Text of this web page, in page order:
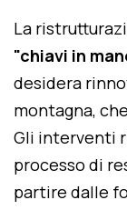
La
"chiavi in
desidera
montagna,
Gli interventi
processo di
partire dalle